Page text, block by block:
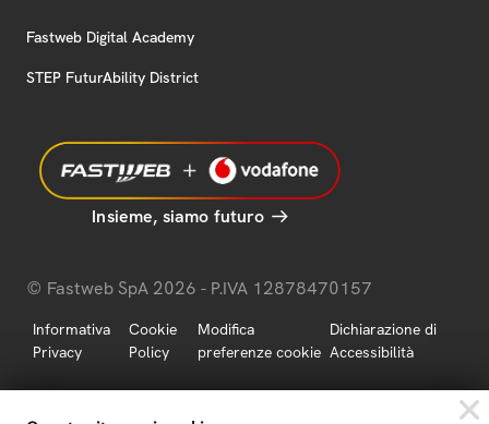
Fastweb Digital Academy
STEP FuturAbility District
Insieme, siamo futuro
© Fastweb SpA 2026 - P.IVA 12878470157
Informativa
Privacy
Cookie
Policy
Modifica
preferenze cookie
Dichiarazione di
Accessibilità